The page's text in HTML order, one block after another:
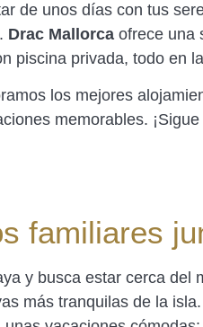
de unos días con tus
Drac Mallorca ofrece una
piscina privada, todo en
los mejores
memorables.
familiares
y busca estar cerca del
más tranquilas de la